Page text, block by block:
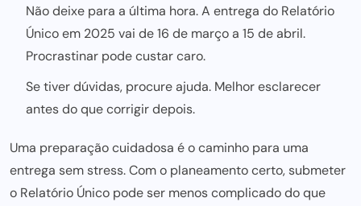
Não deixe para a última hora. A entrega do Relatório
Único em 2025 vai de 16 de março a 15 de abril.
Procrastinar pode custar caro.
Se tiver dúvidas, procure ajuda. Melhor esclarecer
antes do que corrigir depois.
Uma preparação cuidadosa é o caminho para uma
entrega sem stress. Com o planeamento certo, submeter
o Relatório Único pode ser menos complicado do que